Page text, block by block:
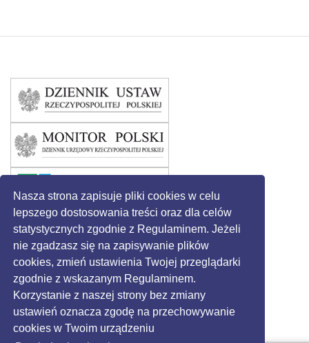
Nasza strona zapisuje pliki cookies w celu
lepszego dostosowania treści oraz dla celów
statystycznych zgodnie z Regulaminem. Jeżeli
nie zgadzasz się na zapisywanie plików
cookies, zmień ustawienia Twojej przeglądarki
zgodnie z wskazanym Regulaminem.
Korzystanie z naszej strony bez zmiany
ustawień oznacza zgodę na przechowywanie
cookies w Twoim urządzeniu